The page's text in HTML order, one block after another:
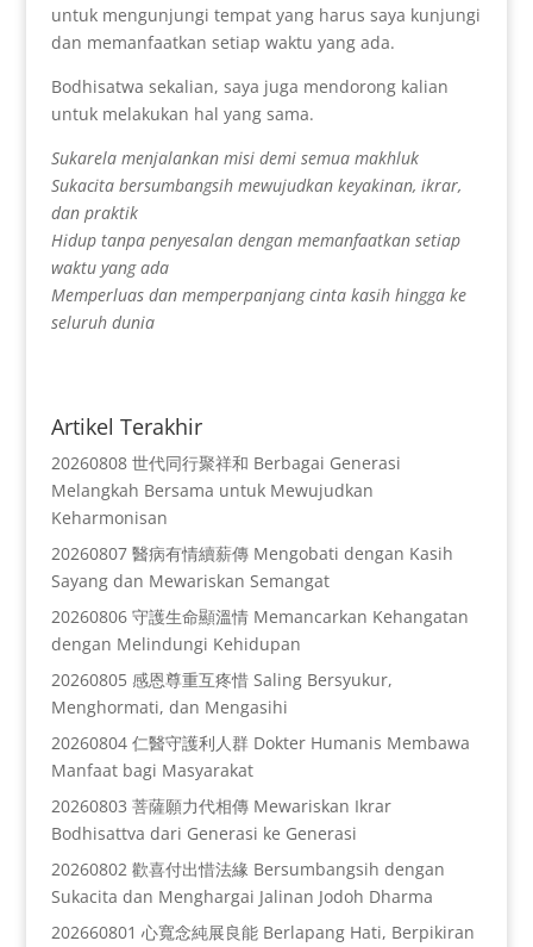
untuk mengunjungi tempat yang harus saya kunjungi
dan memanfaatkan setiap waktu yang ada.
Bodhisatwa sekalian, saya juga mendorong kalian
untuk melakukan hal yang sama.
Sukarela menjalankan misi demi semua makhluk
Sukacita bersumbangsih mewujudkan keyakinan, ikrar,
dan praktik
Hidup tanpa penyesalan dengan memanfaatkan setiap
waktu yang ada
Memperluas dan memperpanjang cinta kasih hingga ke
seluruh dunia
Artikel Terakhir
20260808 世代同行聚祥和 Berbagai Generasi
Melangkah Bersama untuk Mewujudkan
Keharmonisan
20260807 醫病有情續薪傳 Mengobati dengan Kasih
Sayang dan Mewariskan Semangat
20260806 守護生命顯溫情 Memancarkan Kehangatan
dengan Melindungi Kehidupan
20260805 感恩尊重互疼惜 Saling Bersyukur,
Menghormati, dan Mengasihi
20260804 仁醫守護利人群 Dokter Humanis Membawa
Manfaat bagi Masyarakat
20260803 菩薩願力代相傳 Mewariskan Ikrar
Bodhisattva dari Generasi ke Generasi
20260802 歡喜付出惜法緣 Bersumbangsih dengan
Sukacita dan Menghargai Jalinan Jodoh Dharma
202660801 心寬念純展良能 Berlapang Hati, Berpikiran